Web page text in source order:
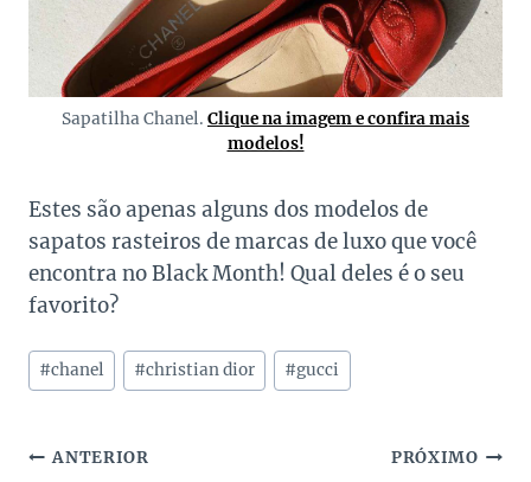
Sapatilha Chanel. Clique na imagem e confira mais
modelos!
Estes são apenas alguns dos modelos de
sapatos rasteiros de marcas de luxo que você
encontra no Black Month! Qual deles é o seu
favorito?
Tags
do
#chanel #christian dior #gucci
Navegação
ANTERIOR PRÓXIMO